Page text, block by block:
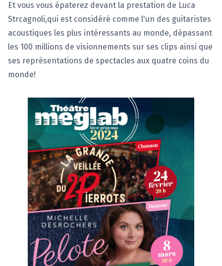
Et vous vous épaterez devant la prestation de Luca
Strcagnoli,qui est considéré comme l'un des guitaristes
acoustiques les plus intéressants au monde, dépassant
les 100 millions de visionnements sur ses clips ainsi que
ses représentations de spectacles aux quatre coins du
monde!